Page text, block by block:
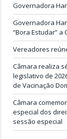
Governadora
Governadora
“Bora Estudar” a
Vereadores
Câmara realiza
legislativo de
de Vacinação
Câmara
especial dos
sessão especial